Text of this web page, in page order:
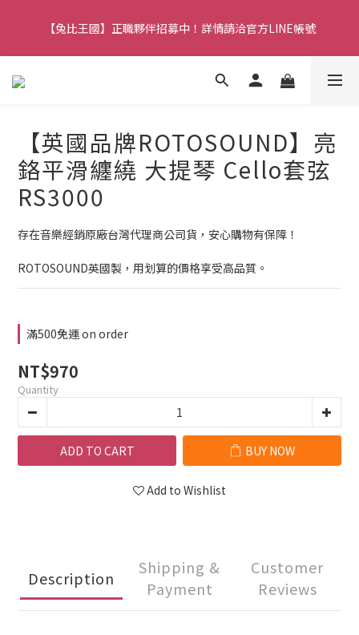
購物金！
【兔比王國】正職夥伴招募中！詳情請洽官方LINE帳號
【兔比王國公告】新加入的冒險者，註冊會員即可立馬享有300元
【英國品牌ROTOSOUND】亮
鉻平滑纏繞 大提琴 Cello套弦
RS3000
存在音樂經銷原廠台灣代理商公司貨，安心購物有保障！
ROTOSOUND英國製，用划算的價格享受高品質。
滿500免運 on order
NT$970
Quantity
ADD TO CART BUY NOW
Add to Wishlist
Description
Shipping &
Payment
Customer
Reviews